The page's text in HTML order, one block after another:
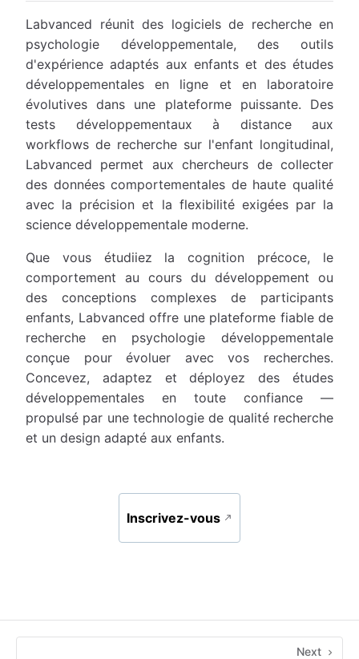
Labvanced réunit des logiciels de recherche en
psychologie développementale, des outils
d'expérience adaptés aux enfants et des études
développementales en ligne et en laboratoire
évolutives dans une plateforme puissante. Des
tests développementaux à distance aux
workflows de recherche sur l'enfant longitudinal,
Labvanced permet aux chercheurs de collecter
des données comportementales de haute qualité
avec la précision et la flexibilité exigées par la
science développementale moderne.
Que vous étudiiez la cognition précoce, le
comportement au cours du développement ou
des conceptions complexes de participants
enfants, Labvanced offre une plateforme fiable de
recherche en psychologie développementale
conçue pour évoluer avec vos recherches.
Concevez, adaptez et déployez des études
développementales en toute confiance —
propulsé par une technologie de qualité recherche
et un design adapté aux enfants.
Inscrivez-vous
Next